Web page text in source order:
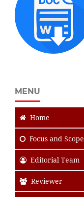
MENU
Home
Focus and Scope
Editorial Team
Reviewer